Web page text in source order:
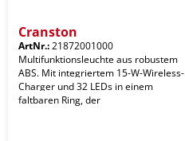
Cranston
ArtNr.:21872001000
Multifunktionsleuchte aus robustem
ABS. Mit integriertem 15-W-Wireless-
Charger und 32 LEDs in einem
faltbaren Ring, der